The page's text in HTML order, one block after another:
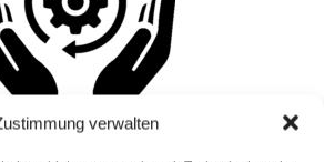
verwalten